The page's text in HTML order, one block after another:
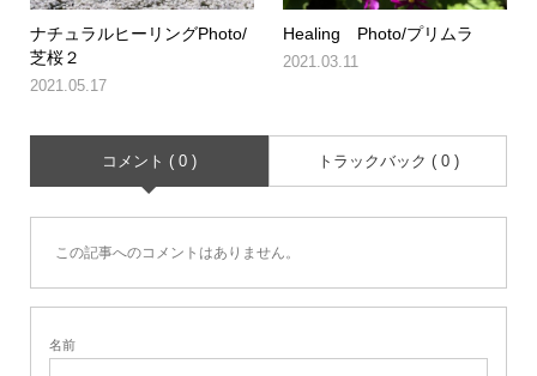
ナチュラルヒーリングPhoto/
芝桜２
2021.05.17
Healing Photo/プリムラ
2021.03.11
コメント ( 0 ) トラックバック ( 0 )
この記事へのコメントはありません。
名前